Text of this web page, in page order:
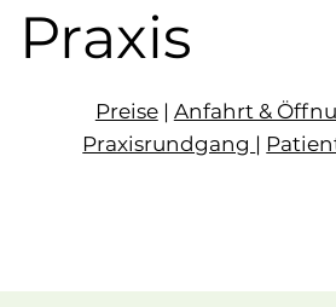
Praxis
Preise| Anfahrt &
Praxisrundgang |